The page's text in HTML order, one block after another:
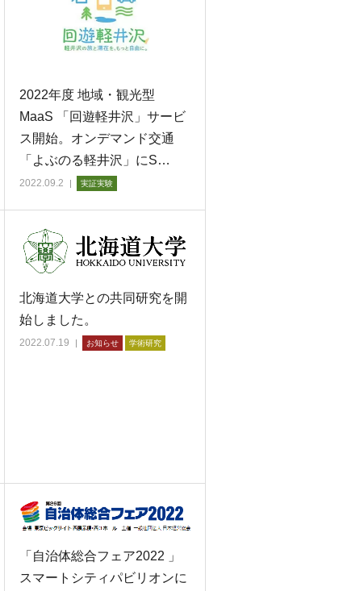
2022年度 地域・観光型
MaaS 「回遊軽井沢」サービ
ス開始。オンデマンド交通
「よぶのる軽井沢」にS…
2022.09.2 実証実験
北海道大学との共同研究を開
始しました。
2022.07.19 お知らせ 学術研究
「自治体総合フェア2022 」
スマートシティパビリオンに